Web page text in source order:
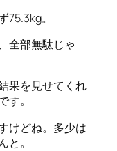
。
全部無駄じゃ
果を見せてくれ
。
けどね。多少は
。